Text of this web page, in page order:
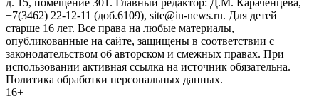
+7(3462) 22-12-11 (доб.6109), site@in-news.ru. Для детей
старше 16 лет. Все права на любые материалы,
опубликованные на сайте, защищены в соответствии с
законодательством об авторском и смежных правах. При
использовании активная ссылка на источник обязательна.
Политика обработки персональных данных.
16+